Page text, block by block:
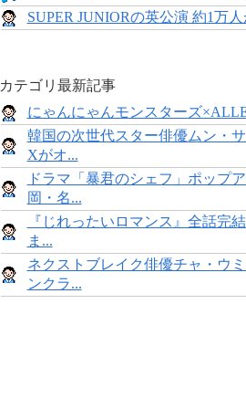
SUPER JUNIORの英公演 約1万
カテゴリ最新記事
にゃんにゃんモンスターズ
韓国の次世代スター俳優ムン・
Xがオ...
ドラマ「暴君のシェフ」ポップ
岡・名...
『じれったいロマンス』全話完
ま...
ネクストブレイク俳優チャ・ウ
ンクラ...